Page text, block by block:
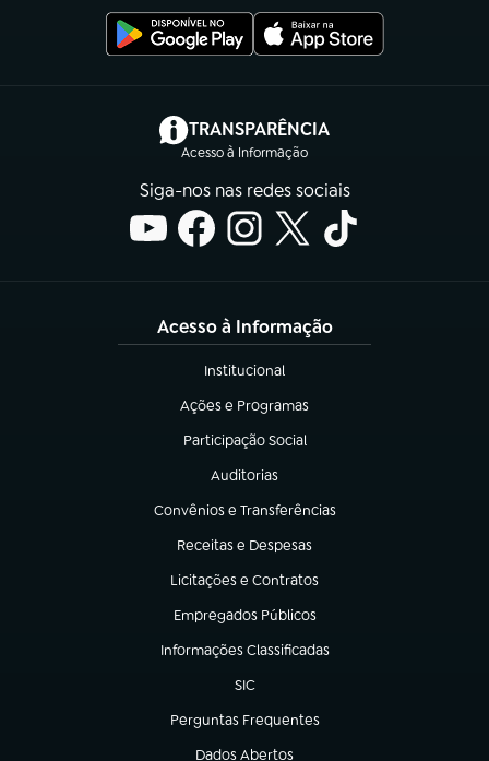
TRANSPARÊNCIA
Acesso à Informação
(abre em nova aba)
Siga-nos nas redes sociais
Acesso à Informação
Institucional
(abre em nova aba)
Ações e Programas
(abre em nova aba)
Participação Social
(abre em nova aba)
Auditorias
(abre em nova aba)
Convênios e Transferências
(abre em nova aba)
Receitas e Despesas
(abre em nova aba)
Licitações e Contratos
(abre em nova aba)
Empregados Públicos
(abre em nova aba)
Informações Classificadas
(abre em nova aba)
SIC
(abre em nova aba)
Perguntas Frequentes
(abre em nova aba)
Dados Abertos